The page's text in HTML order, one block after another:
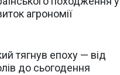
агрономії
тягнув епоху — від
до сьогодення